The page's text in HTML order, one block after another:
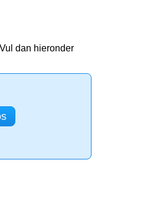
dan hieronder